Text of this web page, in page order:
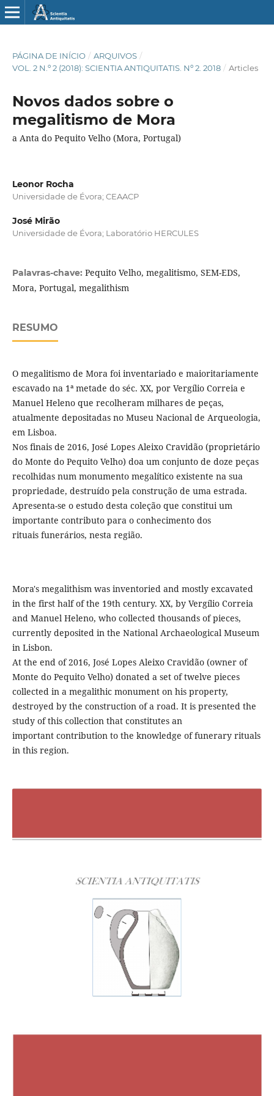
PÁGINA DE INÍCIO / ARQUIVOS /
VOL. 2 N.º 2 (2018): SCIENTIA ANTIQUITATIS. Nº 2. 2018 / Articles
Novos dados sobre o
megalitismo de Mora
a Anta do Pequito Velho (Mora, Portugal)
Leonor Rocha
Universidade de Évora; CEAACP
José Mirão
Universidade de Évora; Laboratório HERCULES
Palavras-chave: Pequito Velho, megalitismo, SEM-EDS,
Mora, Portugal, megalithism
RESUMO
O megalitismo de Mora foi inventariado e maioritariamente
escavado na 1ª metade do séc. XX, por Vergílio Correia e
Manuel Heleno que recolheram milhares de peças,
atualmente depositadas no Museu Nacional de Arqueologia,
em Lisboa.
Nos finais de 2016, José Lopes Aleixo Cravidão (proprietário
do Monte do Pequito Velho) doa um conjunto de doze peças
recolhidas num monumento megalítico existente na sua
propriedade, destruído pela construção de uma estrada.
Apresenta-se o estudo desta coleção que constitui um
importante contributo para o conhecimento dos
rituais funerários, nesta região.
Mora's megalithism was inventoried and mostly excavated
in the first half of the 19th century. XX, by Vergílio Correia
and Manuel Heleno, who collected thousands of pieces,
currently deposited in the National Archaeological Museum
in Lisbon.
At the end of 2016, José Lopes Aleixo Cravidão (owner of
Monte do Pequito Velho) donated a set of twelve pieces
collected in a megalithic monument on his property,
destroyed by the construction of a road. It is presented the
study of this collection that constitutes an
important contribution to the knowledge of funerary rituals
in this region.